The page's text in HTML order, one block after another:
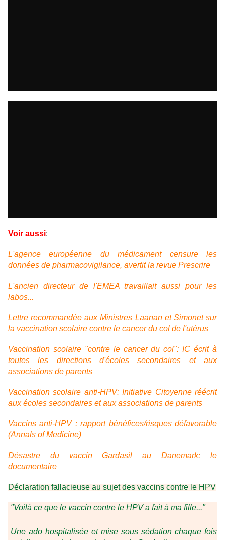
Voir aussi:
L'agence européenne du médicament censure les
données de pharmacovigilance, avertit la revue Prescrire
L'ancien directeur de l'EMEA travaillait aussi pour les
labos...
Lettre recommandée aux Ministres Laanan et Simonet sur
la vaccination scolaire contre le cancer du col de l'utérus
Vaccination scolaire "contre le cancer du col": IC écrit à
toutes les directions d'écoles secondaires et aux
associations de parents
Vaccination scolaire anti-HPV: Initiative Citoyenne réécrit
aux écoles secondaires et aux associations de parents
Vaccins anti-HPV : rapport bénéfices/risques défavorable
(Annals of Medicine)
Désastre du vaccin Gardasil au Danemark: le
documentaire
Déclaration fallacieuse au sujet des vaccins contre le HPV
"Voilà ce que le vaccin contre le HPV a fait à ma fille..."
Une ado hospitalisée et mise sous sédation chaque fois